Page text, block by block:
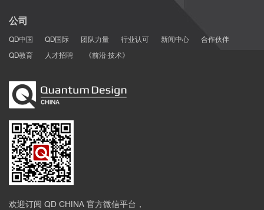
公司
QD中国 QD国际 团队力量 行业认可 新闻中心
合作伙伴
QD教育
人才招聘 《前沿·技术》
欢迎订阅 QD CHINA 官方微信平台，